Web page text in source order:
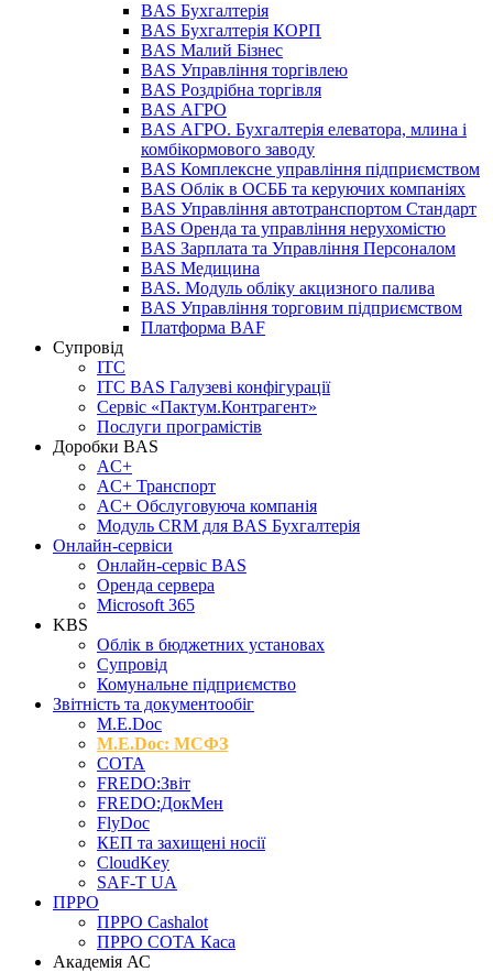
BAS Бухгалтерія
BAS Бухгалтерія КОРП
BAS Малий Бізнес
BAS Управління торгівлею
BAS Роздрібна торгівля
BAS АГРО
BAS АГРО. Бухгалтерія елеватора, млина і
комбікормового заводу
BAS Комплексне управління підприємством
BAS Облік в ОСББ та керуючих компаніях
BAS Управління автотранспортом Стандарт
BAS Оренда та управління нерухомістю
BAS Зарплата та Управління Персоналом
BAS Медицина
BAS. Модуль обліку акцизного палива
BAS Управління торговим підприємством
Платформа BAF
Супровід
ІТС
ІТС BAS Галузеві конфігурації
Сервіс «Пактум.Контрагент»
Послуги програмістів
Доробки BAS
AC+
AC+ Транспорт
AC+ Обслуговуюча компанія
Модуль CRM для BAS Бухгалтерія
Онлайн-сервіси
Онлайн-сервіс BAS
Оренда сервера
Microsoft 365
KBS
Облік в бюджетних установах
Супровід
Комунальне підприємство
Звітність та документообіг
M.Е.Doc
M.E.Doc: МСФЗ
СОТА
FREDO:Звіт
FREDO:ДокМен
FlyDoc
КЕП та захищені носії
CloudKey
SAF-T UA
ПРРО
ПРРО Cashalot
ПРРО СОТА Каса
Академія АС